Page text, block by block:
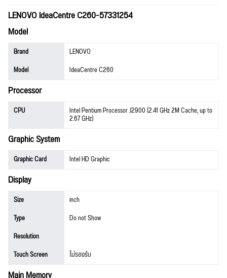
LENOVO IdeaCentre C260-57331254
Model
Brand
LENOVO
Model
IdeaCentre C260
Processor
CPU Intel Pentium Processor J2900 (2.41 GHz 2M Cache, up to
2.67 GHz)
Graphic System
Graphic Card Intel HD Graphic
Display
Size
inch
Type
Do not Show
Resolution
Touch Screen
ไม่รองรับ